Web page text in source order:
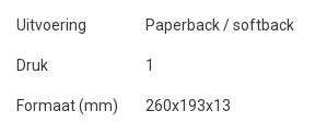
Uitvoering Paperback / softback
Druk 1
Formaat (mm) 260x193x13